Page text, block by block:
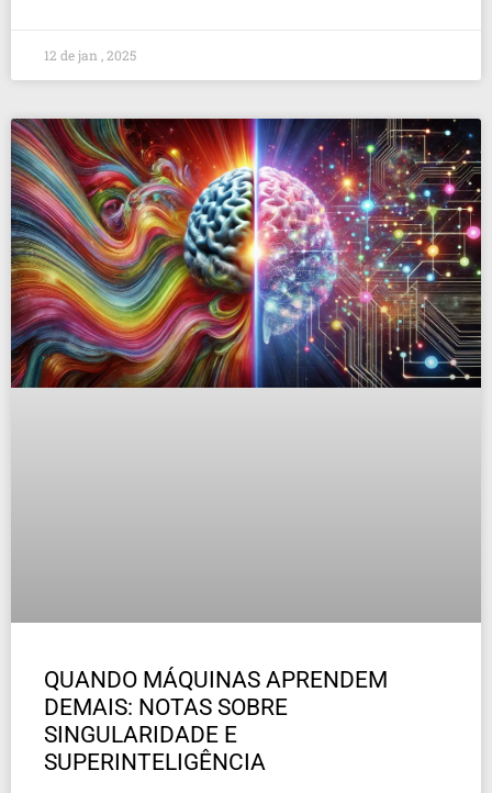
12 de jan , 2025
QUANDO MÁQUINAS APRENDEM
DEMAIS: NOTAS SOBRE
SINGULARIDADE E
SUPERINTELIGÊNCIA